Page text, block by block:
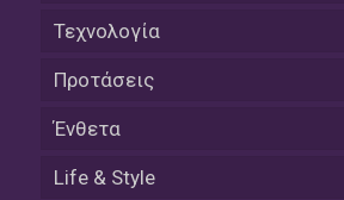
Τεχνολογία
Προτάσεις
Ένθετα
Life & Style